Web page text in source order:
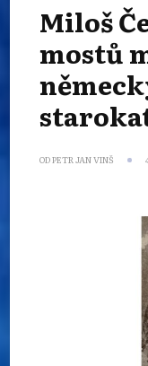
Miloš
mostů
ODPETR JAN VINŠ